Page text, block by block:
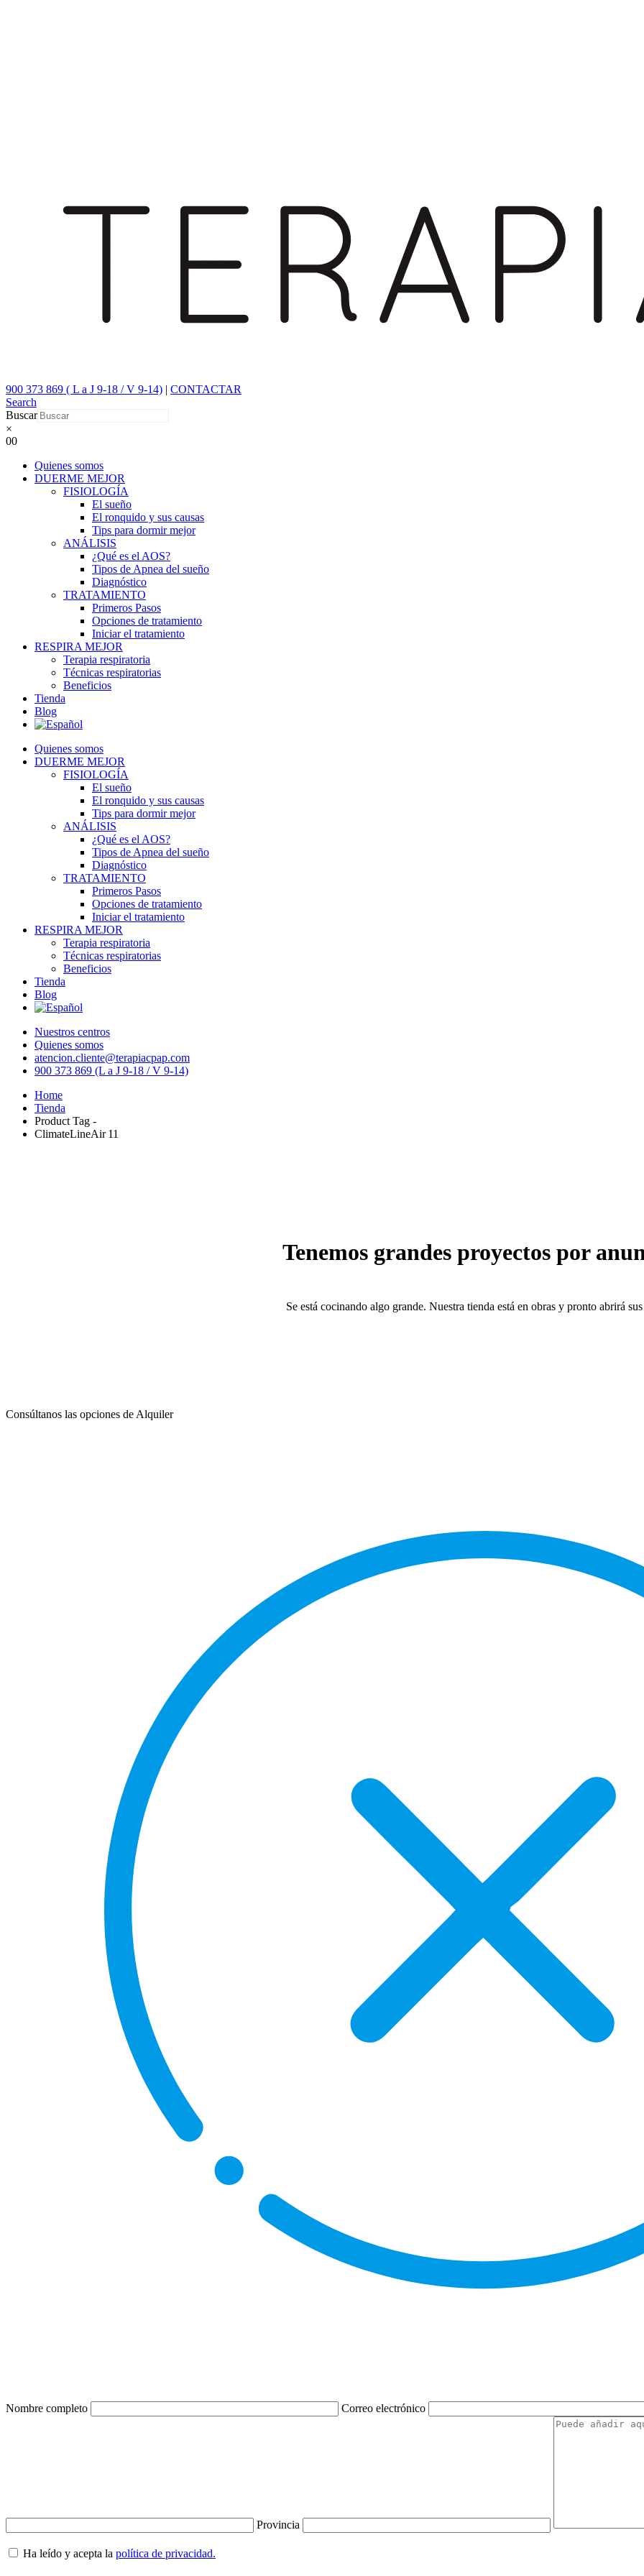
900 373 869 ( L a J 9-18 / V 9-14) | CONTACTAR
Search
Buscar
×
00
Quienes somos
DUERME MEJOR
FISIOLOGÍA
El sueño
El ronquido y sus causas
Tips para dormir mejor
ANÁLISIS
¿Qué es el AOS?
Tipos de Apnea del sueño
Diagnóstico
TRATAMIENTO
Primeros Pasos
Opciones de tratamiento
Iniciar el tratamiento
RESPIRA MEJOR
Terapia respiratoria
Técnicas respiratorias
Beneficios
Tienda
Blog
Quienes somos
DUERME MEJOR
FISIOLOGÍA
El sueño
El ronquido y sus causas
Tips para dormir mejor
ANÁLISIS
¿Qué es el AOS?
Tipos de Apnea del sueño
Diagnóstico
TRATAMIENTO
Primeros Pasos
Opciones de tratamiento
Iniciar el tratamiento
RESPIRA MEJOR
Terapia respiratoria
Técnicas respiratorias
Beneficios
Tienda
Blog
Nuestros centros
Quienes somos
atencion.cliente@terapiacpap.com
900 373 869 (L a J 9-18 / V 9-14)
Home
Tienda
Product Tag -
ClimateLineAir 11
Tenemos grandes proyectos por
Se está cocinando algo grande. Nuestra tienda está en obras y pronto abrirá
Consúltanos las opciones de Alquiler
Nombre completo Correo electrónico
Provincia
Ha leído y acepta la política de privacidad.